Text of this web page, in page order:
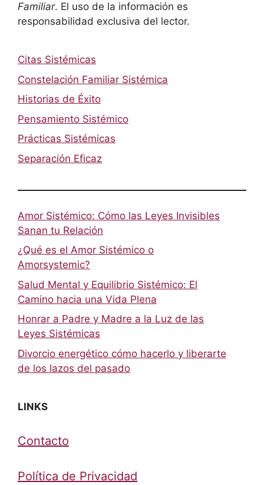
Familiar. El uso de la información es
responsabilidad exclusiva del lector.
Citas Sistémicas
Constelación Familiar Sistémica
Historias de Éxito
Pensamiento Sistémico
Prácticas Sistémicas
Separación Eficaz
Amor Sistémico: Cómo las Leyes Invisibles
Sanan tu Relación
¿Qué es el Amor Sistémico o
Amorsystemic?
Salud Mental y Equilibrio Sistémico: El
Camino hacia una Vida Plena
Honrar a Padre y Madre a la Luz de las
Leyes Sistémicas
Divorcio energético cómo hacerlo y liberarte
de los lazos del pasado
LINKS
Contacto
Política de Privacidad